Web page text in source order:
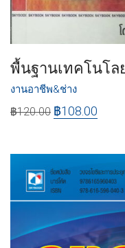
พื้นฐานเทคโนโล
งานอาชีพ&ช่าง
฿120.00 ฿108.00